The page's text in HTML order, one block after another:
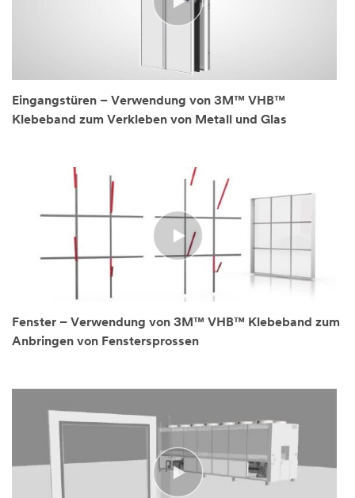
Eingangstüren – Verwendung von 3M™ VHB™
Klebeband zum Verkleben von Metall und Glas
Fenster – Verwendung von 3M™ VHB™ Klebeband zum
Anbringen von Fenstersprossen